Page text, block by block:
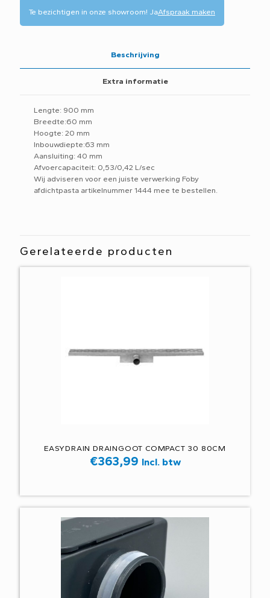
Te bezichtigen in onze showroom! JaAfspraak maken
Beschrijving
Extra informatie
Lengte: 900 mm
Breedte:60 mm
Hoogte: 20 mm
Inbouwdiepte:63 mm
Aansluiting: 40 mm
Afvoercapaciteit: 0,53/0,42 L/sec
Wij adviseren voor een juiste verwerking Foby
afdichtpasta artikelnummer 1444 mee te bestellen.
Gerelateerde producten
EASYDRAIN DRAINGOOT COMPACT 30 80CM
€363,99 Incl. btw